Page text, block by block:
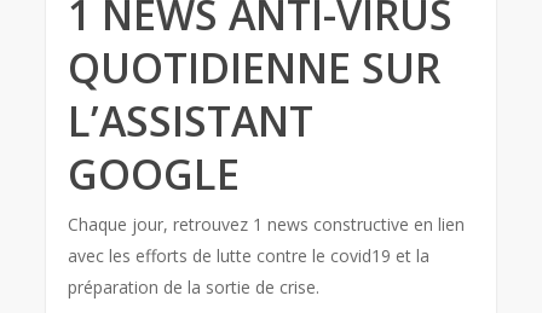
1 NEWS ANTI-VIRUS
QUOTIDIENNE SUR
L’ASSISTANT
GOOGLE
Chaque jour, retrouvez 1 news constructive en lien
avec les efforts de lutte contre le covid19 et la
préparation de la sortie de crise.